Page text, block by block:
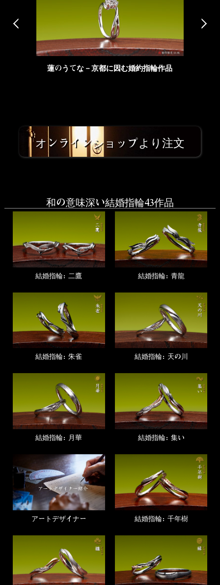
蓮のうてな－京都に因む婚約指輪作品
オンラインショップより注文
和の意味深い結婚指輪43作品
結婚指輪：二鷹 結婚指輪：青龍
結婚指輪：朱雀 結婚指輪：天の川
結婚指輪：月華 結婚指輪：集い
アートデザイナー 結婚指輪：千年樹